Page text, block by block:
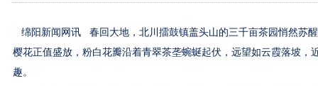
绵阳新闻网讯 春回大地，北川擂鼓镇盖头山的三千亩茶园悄然苏
樱花正值盛放，粉白花瓣沿着青翠茶垄蜿蜒起伏，远望如云霞落坡，
趣。